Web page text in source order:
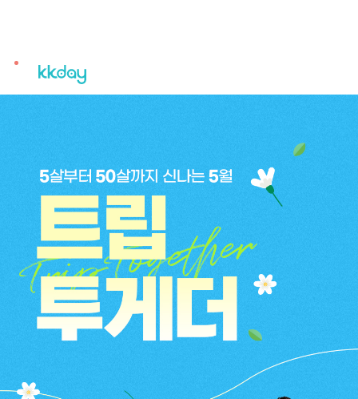
unread